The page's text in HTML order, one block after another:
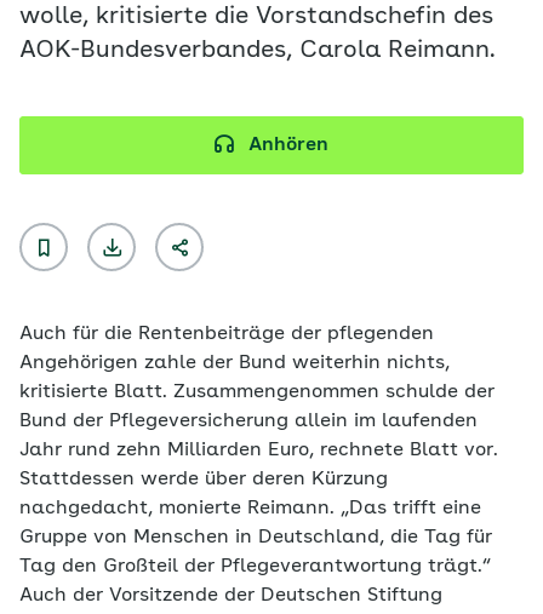
wolle, kritisierte die Vorstandschefin des
AOK-Bundesverbandes, Carola Reimann.
Anhören
Auch für die Rentenbeiträge der pflegenden
Angehörigen zahle der Bund weiterhin nichts,
kritisierte Blatt. Zusammengenommen schulde der
Bund der Pflegeversicherung allein im laufenden
Jahr rund zehn Milliarden Euro, rechnete Blatt vor.
Stattdessen werde über deren Kürzung
nachgedacht, monierte Reimann. „Das trifft eine
Gruppe von Menschen in Deutschland, die Tag für
Tag den Großteil der Pflegeverantwortung trägt.“
Auch der Vorsitzende der Deutschen Stiftung